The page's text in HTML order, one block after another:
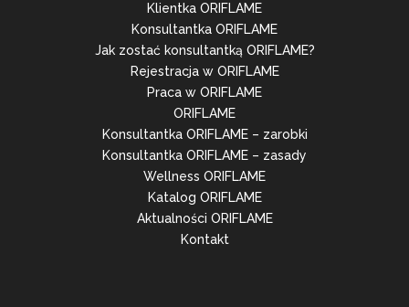
Klientka ORIFLAME
Konsultantka ORIFLAME
Jak zostać konsultantką ORIFLAME?
Rejestracja w ORIFLAME
Praca w ORIFLAME
ORIFLAME
Konsultantka ORIFLAME – zarobki
Konsultantka ORIFLAME – zasady
Wellness ORIFLAME
Katalog ORIFLAME
Aktualności ORIFLAME
Kontakt